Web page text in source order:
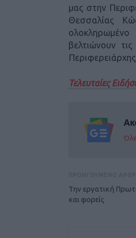
μας στην
Θεσσαλίας
βελτιώνουν
Τελευταίες
Την εργατική
και φορείς